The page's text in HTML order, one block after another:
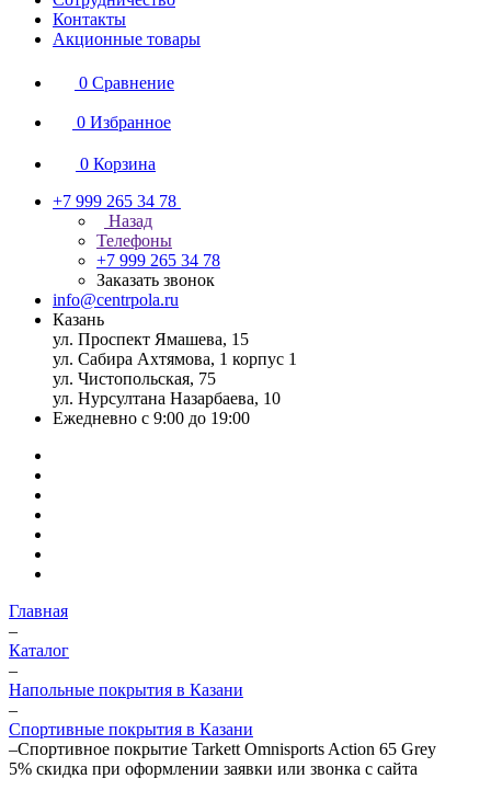
Контакты
Акционные товары
0 Сравнение
0 Избранное
0 Корзина
+7 999 265 34 78
Назад
Телефоны
+7 999 265 34 78
Заказать звонок
info@centrpola.ru
Казань
ул. Проспект Ямашева, 15
ул. Сабира Ахтямова, 1 корпус 1
ул. Чистопольская, 75
ул. Нурсултана Назарбаева, 10
Ежедневно с 9:00 до 19:00
Главная
–
Каталог
–
Напольные покрытия в Казани
–
Спортивные покрытия в Казани
–Спортивное покрытие Tarkett Omnisports Action 65 Grey
5% скидка при оформлении заявки или звонка с сайта